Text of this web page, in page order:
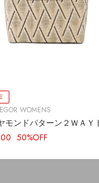
WOMENS
50%OFF